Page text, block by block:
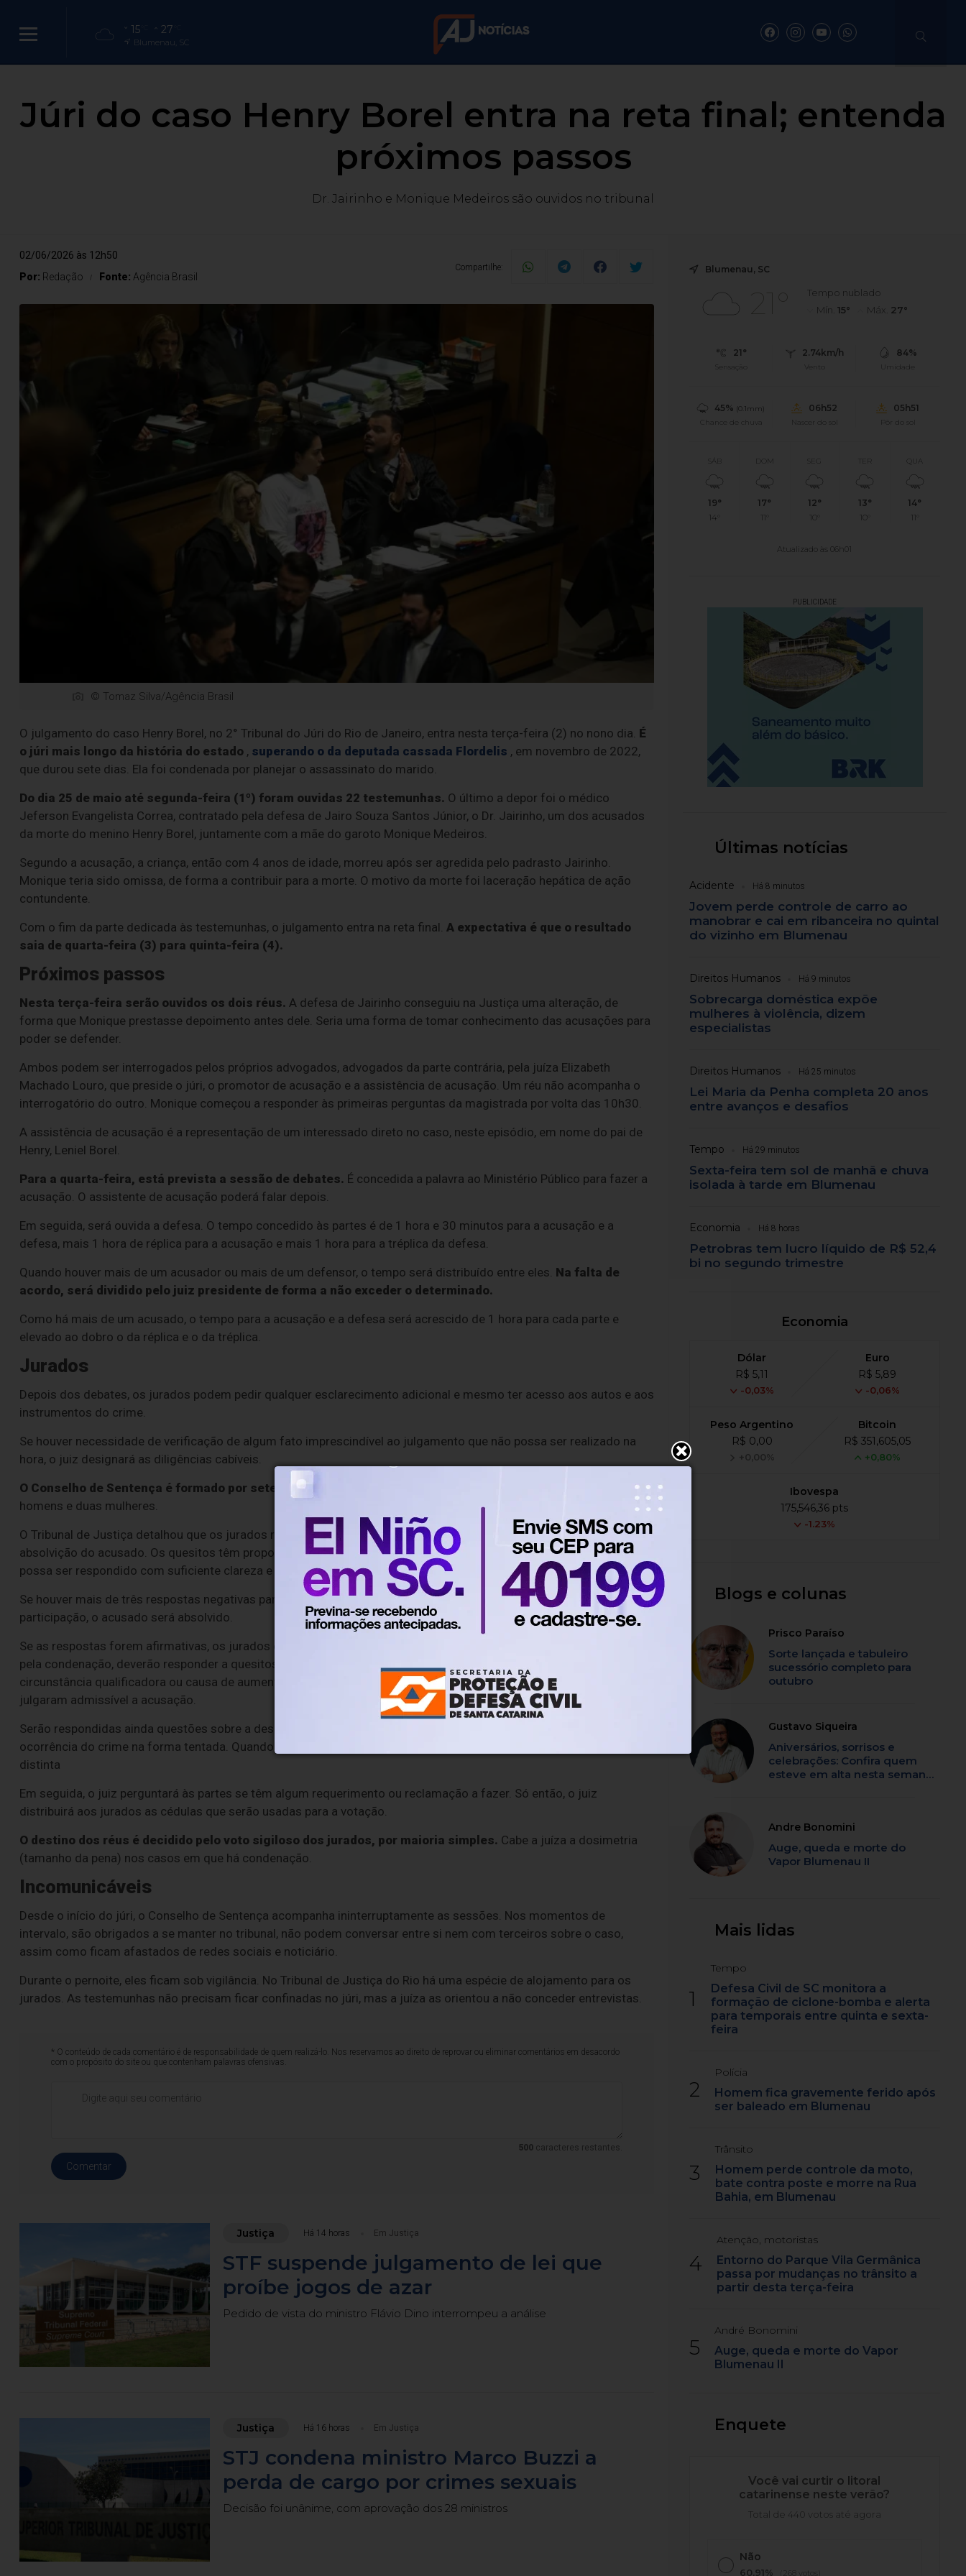
15 27
Blumenau, SC
Júri do caso Henry Borel entra na reta final; entenda
próximos passos
Dr. Jairinho e Monique Medeiros são ouvidos no tribunal
02/06/2026 às 12h50
Por: Redação Fonte: Agência Brasil
Compartilhe:
© Tomaz Silva/Agência Brasil
O julgamento do caso Henry Borel, no 2° Tribunal do Júri do Rio de Janeiro, entra nesta terça-feira (2) no nono dia. É
o júri mais longo da história do estado , superando o da deputada cassada Flordelis , em novembro de 2022,
que durou sete dias. Ela foi condenada por planejar o assassinato do marido.
Do dia 25 de maio até segunda-feira (1º) foram ouvidas 22 testemunhas. O último a depor foi o médico
Jeferson Evangelista Correa, contratado pela defesa de Jairo Souza Santos Júnior, o Dr. Jairinho, um dos acusados
da morte do menino Henry Borel, juntamente com a mãe do garoto Monique Medeiros.
Segundo a acusação, a criança, então com 4 anos de idade, morreu após ser agredida pelo padrasto Jairinho.
Monique teria sido omissa, de forma a contribuir para a morte. O motivo da morte foi laceração hepática de ação
contundente.
Com o fim da parte dedicada às testemunhas, o julgamento entra na reta final. A expectativa é que o resultado
saia de quarta-feira (3) para quinta-feira (4).
Próximos passos
Nesta terça-feira serão ouvidos os dois réus. A defesa de Jairinho conseguiu na Justiça uma alteração, de
forma que Monique prestasse depoimento antes dele. Seria uma forma de tomar conhecimento das acusações para
poder se defender.
Ambos podem ser interrogados pelos próprios advogados, advogados da parte contrária, pela juíza Elizabeth
Machado Louro, que preside o júri, o promotor de acusação e a assistência de acusação. Um réu não acompanha o
interrogatório do outro. Monique começou a responder às primeiras perguntas da magistrada por volta das 10h30.
A assistência de acusação é a representação de um interessado direto no caso, neste episódio, em nome do pai de
Henry, Leniel Borel.
Para a quarta-feira, está prevista a sessão de debates. É concedida a palavra ao Ministério Público para fazer a
acusação. O assistente de acusação poderá falar depois.
Em seguida, será ouvida a defesa. O tempo concedido às partes é de 1 hora e 30 minutos para a acusação e a
defesa, mais 1 hora de réplica para a acusação e mais 1 hora para a tréplica da defesa.
Quando houver mais de um acusador ou mais de um defensor, o tempo será distribuído entre eles. Na falta de
acordo, será dividido pelo juiz presidente de forma a não exceder o determinado.
Como há mais de um acusado, o tempo para a acusação e a defesa será acrescido de 1 hora para cada parte e
elevado ao dobro o da réplica e o da tréplica.
Jurados
Depois dos debates, os jurados podem pedir qualquer esclarecimento adicional e mesmo ter acesso aos autos e aos
instrumentos do crime.
Se houver necessidade de verificação de algum fato imprescindível ao julgamento que não possa ser realizado na
hora, o juiz designará as diligências cabíveis.
O Conselho de Sentença é formado por sete jurados, que representam a sociedade.
Para este caso são cinco
homens e duas mulheres.
O Tribunal de Justiça detalhou que os jurados respondem a quesitos sobre a matéria de fato e a possibilidade de
absolvição do acusado. Os quesitos têm proposições afirmativas, simples e distintas, de modo que cada um deles
possa ser respondido com suficiente clareza e necessária precisão.
Se houver mais de três respostas negativas para os quesitos relativos à materialidade do fato e à autoria e
participação, o acusado será absolvido.
Se as respostas forem afirmativas, os jurados deverão responder se o réu deve ou não ser absolvido. Se decidirem
pela condenação, deverão responder a quesitos sobre as causas de diminuição de pena alegadas pela defesa e
circunstância qualificadora ou causa de aumento de pena reconhecida na pronúncia ou em decisões posteriores que
julgaram admissível a acusação.
Serão respondidas ainda questões sobre a desclassificação do crime, quando sustentada, e sobre a possível
ocorrência do crime na forma tentada. Quando houver mais de um acusado, os quesitos serão formulados de forma
distinta
Em seguida, o juiz perguntará às partes se têm algum requerimento ou reclamação a fazer. Só então, o juiz
distribuirá aos jurados as cédulas que serão usadas para a votação.
O destino dos réus é decidido pelo voto sigiloso dos jurados, por maioria simples. Cabe a juíza a dosimetria
(tamanho da pena) nos casos em que há condenação.
Incomunicáveis
Desde o início do júri, o Conselho de Sentença acompanha ininterruptamente as sessões. Nos momentos de
intervalo, são obrigados a se manter no tribunal, não podem conversar entre si nem com terceiros sobre o caso,
assim como ficam afastados de redes sociais e noticiário.
Durante o pernoite, eles ficam sob vigilância. No Tribunal de Justiça do Rio há uma espécie de alojamento para os
jurados. As testemunhas não precisam ficar confinadas no júri, mas a juíza as orientou a não conceder entrevistas.
* O conteúdo de cada comentário é de responsabilidade de quem realizá-lo. Nos reservamos ao direito de reprovar ou eliminar comentários em desacordo
com o propósito do site ou que contenham palavras ofensivas.
500caracteres restantes.
Comentar
Justiça Há 14 horas Em Justiça
STF suspende julgamento de lei que
proíbe jogos de azar
Pedido de vista do ministro Flávio Dino interrompeu a análise
Justiça Há 16 horas Em Justiça
STJ condena ministro Marco Buzzi a
perda de cargo por crimes sexuais
Decisão foi unânime, com aprovação dos 28 ministros
Blumenau, SC
21°
Tempo nublado
Mín.15° Máx. 27°
21°
Sensação
2.74km/h
Vento
84%
Umidade
45% (0.1mm)
Chance de chuva
06h52
Nascer do sol
05h51
Pôr do sol
SÁB
19°
14°
DOM
17°
11°
12°
10°
TER
13°
10°
QUA
14°
11°
Atualizado às 06h01
PUBLICIDADE
Últimas notícias
Acidente Há 8 minutos
Jovem perde controle de carro ao
manobrar e cai em ribanceira no quintal
do vizinho em Blumenau
Direitos Humanos Há 9 minutos
Sobrecarga doméstica expõe
mulheres à violência, dizem
especialistas
Direitos Humanos Há 25 minutos
Lei Maria da Penha completa 20 anos
entre avanços e desafios
Tempo Há 29 minutos
Sexta-feira tem sol de manhã e chuva
isolada à tarde em Blumenau
Economia Há 8 horas
Petrobras tem lucro líquido de R$ 52,4
bi no segundo trimestre
Economia
Dólar
R$ 5,11
-0,03%
Euro
R$ 5,89
-0,06%
Peso Argentino
R$ 0,00
+0,00%
Bitcoin
R$ 351,605,05
+0,80%
Ibovespa
175,546,36 pts
-1.23%
Blogs e colunas
Prisco Paraíso
Sorte lançada e tabuleiro
sucessório completo para
outubro
Gustavo Siqueira
Aniversários, sorrisos e
celebrações: Confira quem
esteve em alta nesta semana
Andre Bonomini
Auge, queda e morte do
Vapor Blumenau II
Mais lidas
1
Tempo
Defesa Civil de SC monitora a
formação de ciclone-bomba e alerta
para temporais entre quinta e sexta-
feira
2
Polícia
Homem fica gravemente ferido após
ser baleado em Blumenau
3
Trânsito
Homem perde controle da moto,
bate contra poste e morre na Rua
Bahia, em Blumenau
4
Atenção, motoristas
Entorno do Parque Vila Germânica
passa por mudanças no trânsito a
partir desta terça-feira
5
André Bonomini
Auge, queda e morte do Vapor
Blumenau II
Enquete
Você vai curtir o litoral
catarinense neste verão?
Total de 440 votos até agora
Não
60,91% (268 votos)